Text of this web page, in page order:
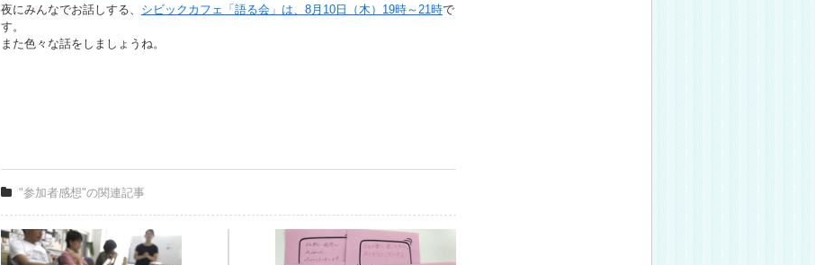
夜にみんなでお話しする、 シビックカフェ「語る会」は、8月10日（木）19時～21時で
す。
また色々な話をしましょうね。
"参加者感想"の関連記事